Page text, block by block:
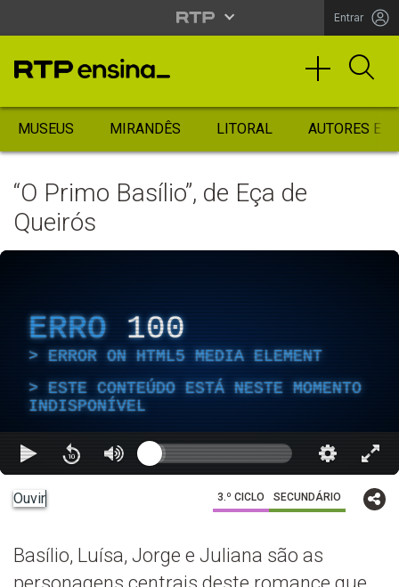
Entrar
MUSEUS MIRANDÊS LITORAL AUTORES
“O Primo Basílio”, de Eça de
Queirós
ERRO 100
ERROR ON HTML5 MEDIA ELEMENT
ESTE CONTEÚDO ESTÁ NESTE MOMENTO
INDISPONÍVEL
Ouvir 3.º CICLO SECUNDÁRIO
Basílio, Luísa, Jorge e Juliana são as